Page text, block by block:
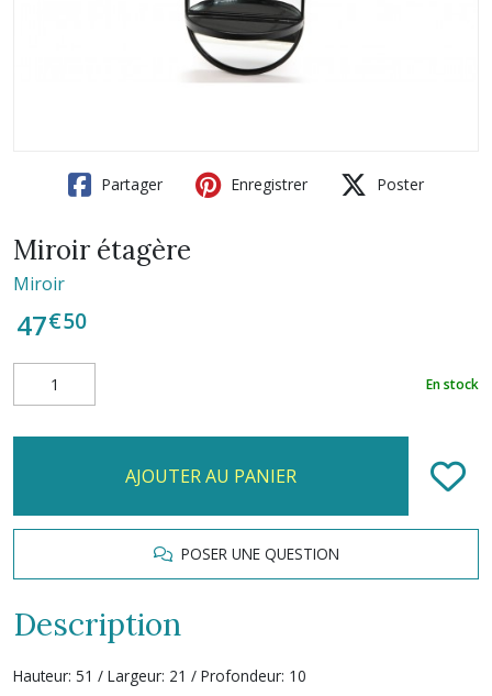
Partager Enregistrer Poster
Miroir étagère
Miroir
47€50
En stock
AJOUTER AU PANIER
POSER UNE QUESTION
Description
Hauteur: 51 / Largeur: 21 / Profondeur: 10